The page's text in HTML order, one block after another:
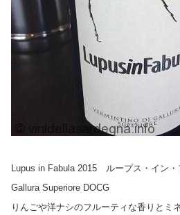
Lupus in Fabula 2015 ループス・イン
Gallura Superiore DOCG
りんごや洋ナシのフルーティな香りとミ